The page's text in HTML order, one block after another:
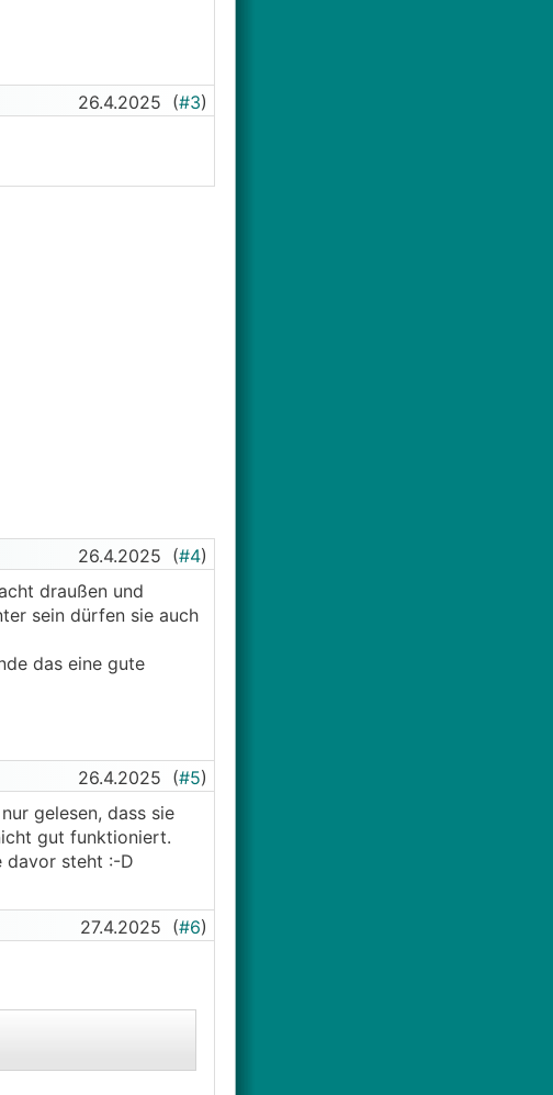
26.4.2025 (#3)
26.4.2025 (#4)
draußen und
sein dürfen sie auch
das eine gute
26.4.2025 (#5)
gelesen, dass sie
gut funktioniert.
davor steht :-D
27.4.2025 (#6)